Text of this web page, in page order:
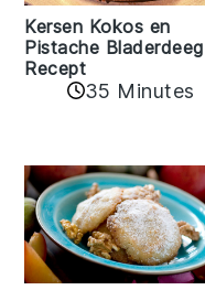
Kersen Kokos en
Pistache Bladerdeeg
Recept
35 Minutes